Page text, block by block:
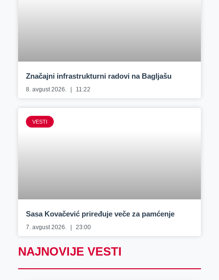
Značajni infrastrukturni radovi na Bagljašu
8. avgust 2026. 11:22
VESTI
Sasa Kovačević priređuje veče za pamćenje
7. avgust 2026. 23:00
NAJNOVIJE VESTI